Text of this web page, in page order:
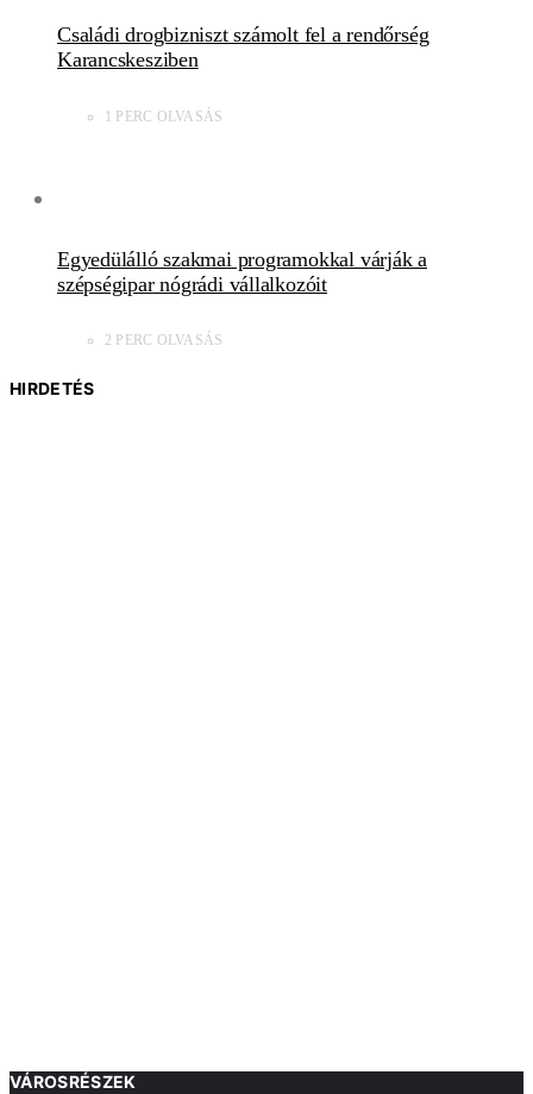
Családi drogbizniszt számolt fel a rendőrség
Karancskesziben
1 PERC OLVASÁS
Egyedülálló szakmai programokkal várják a
szépségipar nógrádi vállalkozóit
2 PERC OLVASÁS
HIRDETÉS
VÁROSRÉSZEK